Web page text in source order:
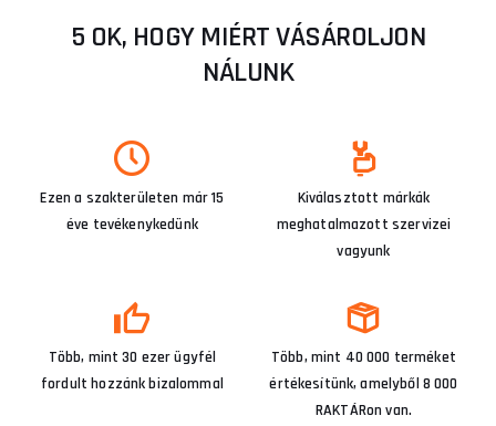
5 OK, HOGY MIÉRT VÁSÁROLJON
NÁLUNK
Ezen a szakterületen már 15
éve tevékenykedünk
Kiválasztott márkák
meghatalmazott szervizei
vagyunk
Több, mint 30 ezer ügyfél
fordult hozzánk bizalommal
Több, mint 40 000 terméket
értékesítünk, amelyből 8 000
RAKTÁRon van.